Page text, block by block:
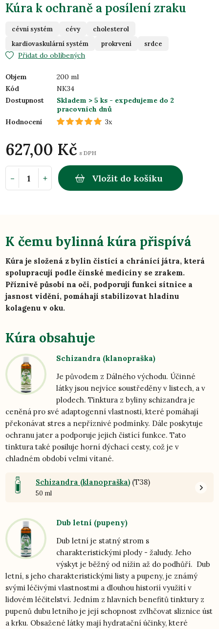
Kúra k ochraně a posílení zraku
cévní systém cévy
cholesterol
kardiovaskulární systém
prokrvení srdce
Přidat do oblíbených
Objem
200 ml
Kód
NK34
Dostupnost
Skladem > 5 ks - expedujeme do 2
pracovních dnů
Hodnocení
3x
627,00 Kč s DPH
- + Vložit do košíku
K čemu bylinná kúra přispívá
Kúra je složená z bylin čistící a chránící játra, která
spolupracují podle čínské medicíny se zrakem.
Příznivě působí na oči, podporují funkci sítnice a
jasnost vidění, pomáhají stabilizovat hladinu
kolagenu v oku.
Kúra obsahuje
Schizandra (klanopraška)
Je původem z Dálného východu. Účinné
látky jsou nejvíce soustředěny v listech, a v
plodech. Tinktura z byliny schizandra je
ceněná pro své adaptogenní vlastnosti, které pomáhají
překonávat stres a nepříznivé podmínky. Dále poskytuje
ochranu jater a podporuje jejich čistící funkce. Tato
tinktura také posiluje horní dýchací cesty, což je v
chladném období velmi vítané.
Schizandra (klanopraška) (T38)
50 ml
Dub letní (pupeny)
Dub letní je statný strom s
charakteristickými plody - žaludy. Jeho
výskyt je běžný od nížin až do podhůří. Dub
letní, s jeho charakteristickými listy a pupeny, je známý
svými léčivými vlastnostmi a dlouhou historií využití v
lidovém léčitelství. Jedním z hlavních benefitů tinktury z
pupenů dubu letního je její schopnost zvlhčovat sliznice úst
a krku. Obsažené látky mají hydratační účinky, které